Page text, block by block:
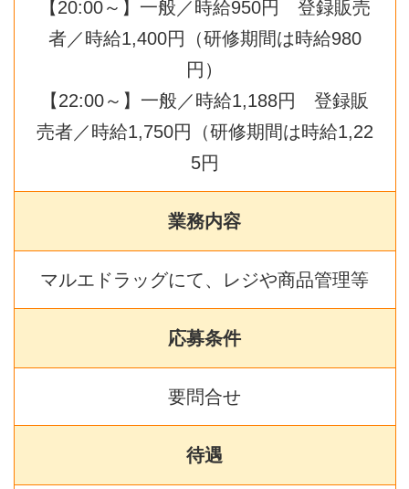
【20:00～】一般／時給950円 登録販売
者／時給1,400円（研修期間は時給980
円）
【22:00～】一般／時給1,188円 登録販
売者／時給1,750円（研修期間は時給1,22
5円
業務内容
マルエドラッグにて、レジや商品管理等
応募条件
要問合せ
待遇